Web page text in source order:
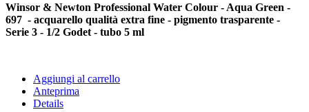
Winsor & Newton Professional Water Colour - Aqua Green -
697 - acquarello qualità extra fine - pigmento trasparente -
Serie 3 - 1/2 Godet - tubo 5 ml
Aggiungi al carrello
Anteprima
Details